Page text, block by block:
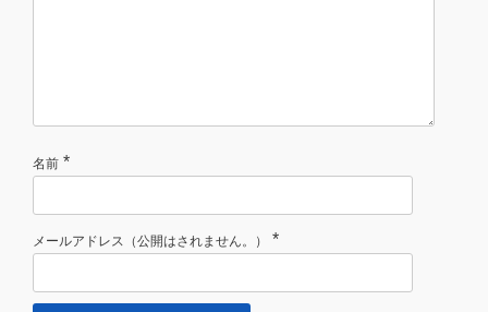
名前 *
メールアドレス（公開はされません。） *